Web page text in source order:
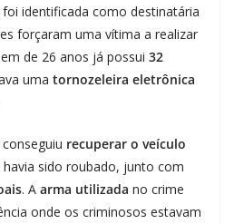
foi identificada como destinatária
forçaram uma vítima a realizar
de 26 anos já possui 32
uma tornozeleira eletrônica
recuperar o veículo
sido roubado, junto com
. A arma utilizada no crime
onde os criminosos estavam